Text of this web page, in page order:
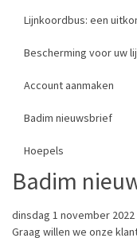
Lijnkoordbus: een
Bescherming voor uw
Account aanmaken
Badim nieuwsbrief
Hoepels
Badim
dinsdag 1 november 2022
Graag willen we onze